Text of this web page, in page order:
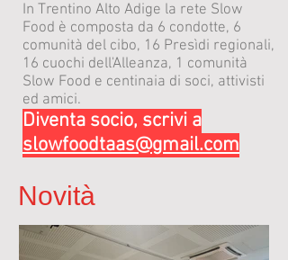
In Trentino Alto Adige la rete Slow
Food è composta da 6 condotte, 6
comunità del cibo, 16 Presìdi regionali,
16 cuochi dell'Alleanza, 1 comunità
Slow Food e centinaia di soci, attivisti
ed amici.
Diventa socio, scrivi a
slowfoodtaas@gmail.com
Novità